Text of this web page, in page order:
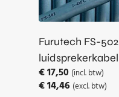
Furutech FS-502
luidsprekerkabel
€17,50 (incl. btw)
€14,46 (excl. btw)